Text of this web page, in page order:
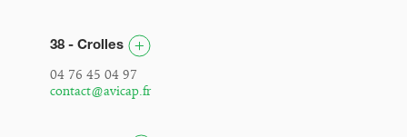
38 - Crolles
04 76 45 04 97
contact@avicap.fr